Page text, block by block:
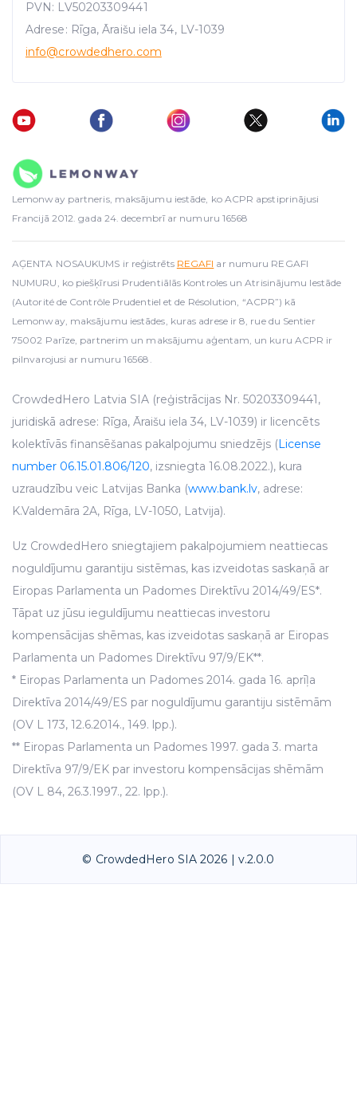
PVN: LV50203309441
Adrese: Rīga, Āraišu iela 34, LV-1039
info@crowdedhero.com
Lemonway partneris, maksājumu iestāde, ko ACPR apstiprinājusi
Francijā 2012. gada 24. decembrī ar numuru 16568
AĢENTA NOSAUKUMS ir reģistrēts REGAFI ar numuru REGAFI
NUMURU, ko piešķīrusi Prudentiālās Kontroles un Atrisinājumu Iestāde
(Autorité de Contrôle Prudentiel et de Résolution, “ACPR”) kā
Lemonway, maksājumu iestādes, kuras adrese ir 8, rue du Sentier
75002 Parīze, partnerim un maksājumu aģentam, un kuru ACPR ir
pilnvarojusi ar numuru 16568.
CrowdedHero Latvia SIA (reģistrācijas Nr. 50203309441,
juridiskā adrese: Rīga, Āraišu iela 34, LV-1039) ir licencēts
kolektīvās finansēšanas pakalpojumu sniedzējs (License
number 06.15.01.806/120, izsniegta 16.08.2022.), kura
uzraudzību veic Latvijas Banka (www.bank.lv, adrese:
K.Valdemāra 2A, Rīga, LV-1050, Latvija).
Uz CrowdedHero sniegtajiem pakalpojumiem neattiecas
noguldījumu garantiju sistēmas, kas izveidotas saskaņā ar
Eiropas Parlamenta un Padomes Direktīvu 2014/49/ES*.
Tāpat uz jūsu ieguldījumu neattiecas investoru
kompensācijas shēmas, kas izveidotas saskaņā ar Eiropas
Parlamenta un Padomes Direktīvu 97/9/EK**.
* Eiropas Parlamenta un Padomes 2014. gada 16. aprīļa
Direktīva 2014/49/ES par noguldījumu garantiju sistēmām
(OV L 173, 12.6.2014., 149. lpp.).
** Eiropas Parlamenta un Padomes 1997. gada 3. marta
Direktīva 97/9/EK par investoru kompensācijas shēmām
(OV L 84, 26.3.1997., 22. lpp.).
© CrowdedHero SIA 2026 | v.2.0.0